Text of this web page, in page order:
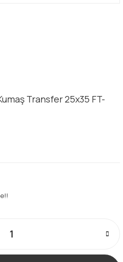
Transfer 25x35 FT-